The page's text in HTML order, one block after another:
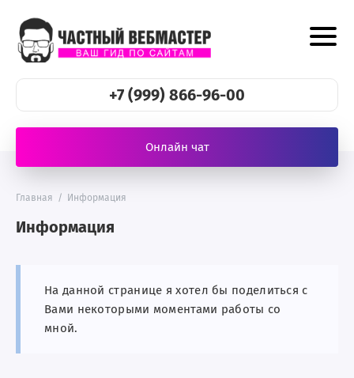
+7 (999) 866-96-00
Онлайн чат
Главная / Информация
Информация
На данной странице я хотел бы поделиться с
Вами некоторыми моментами работы со
мной.